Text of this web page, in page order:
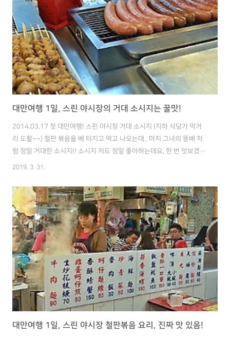
했는지 아저씨가 듣고 시범을 보여주는데 한번에 성공하셔서 다들 조용
해짐ㅋㅋ 다시 길을 걸어가는데, 사격장 발견! 나름 군인때..
대만여행 1일, 스린 야시장의 거대 소시지는 꿀맛!
2014.03.17 첫 대만여행! 스린 야시장 거대 소시지 (지하 식당가 먹거
리 도촬~~​) 철판 볶음을 배 터지고 먹고 나오는데.. ​마치 그녀의 똥배 처
럼 정말 거대한 소시지!! 소시지 저도 정말 좋아하는데요, 한 번 맛보겠습
니다. 아줌마 팔길이 정도는 되보여 ㅋㅋ 사진을 찍기도 전에 벳속으로
게 진짜 인기있는 음식인가?..) 게를 튀기는 건 좀 아까운데,, 역시 대만 사
람들은 튀기는 거 엄청 좋아함~ 양에 비해 좀 비싸기도 하고 내 기준에 가
성비 없는 대만 음식 넘버 원. 5천원 주고 튀긴거 먹긴 아깝지,, 몰론 개인
성향이지만ㅋ 배가 너무 불러서 졸린데 호텔로 빨리 돌아가야겠다.
2019. 3. 31.
대만여행 1일, 스린 야시장 철판볶음 요리, 진짜 맛 있음!